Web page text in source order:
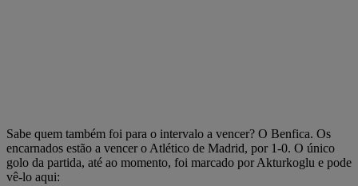
Sabe quem também foi para o intervalo a vencer? O Benfica. Os
encarnados estão a vencer o Atlético de Madrid, por 1-0. O único
golo da partida, até ao momento, foi marcado por Akturkoglu e pode
vê-lo aqui: